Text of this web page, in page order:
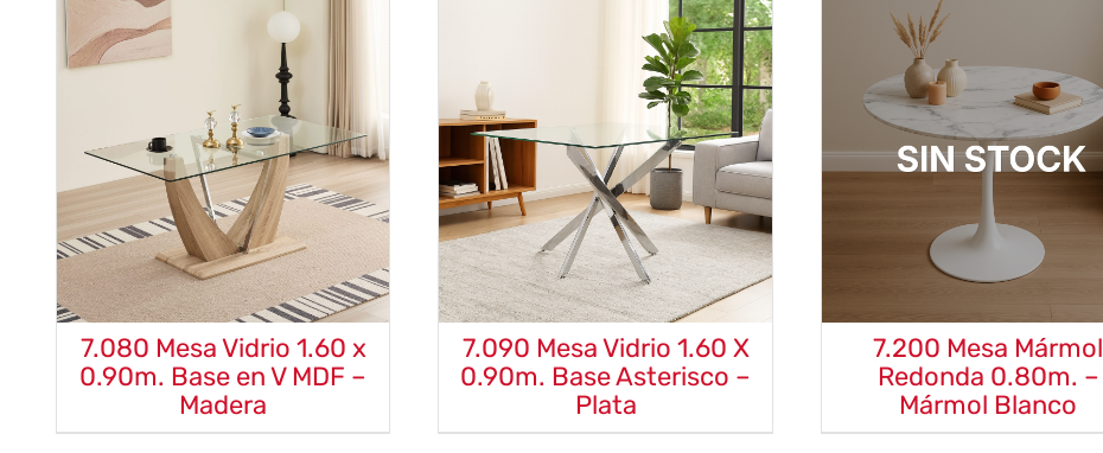
7.080 Mesa Vidrio 1.60 x
0.90m. Base en V MDF –
Madera
7.090 Mesa Vidrio 1.60 X
0.90m. Base Asterisco –
Plata
7.200 Mesa Mármol
Redonda 0.80m. –
Mármol Blanco